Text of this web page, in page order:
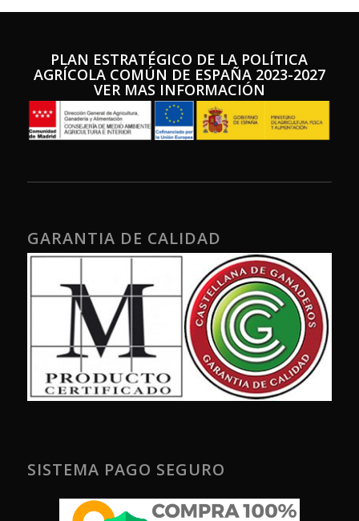
PLAN ESTRATÉGICO DE LA POLÍTICA
AGRÍCOLA COMÚN DE ESPAÑA 2023-2027
VER MAS INFORMACIÓN
GARANTIA DE CALIDAD
SISTEMA PAGO SEGURO